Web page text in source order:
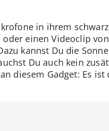
in ihrem
einen Videoclip
kannst Du die
Du auch kein
diesem Gadget: Es